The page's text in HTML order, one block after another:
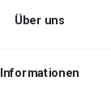
Über uns
Informationen